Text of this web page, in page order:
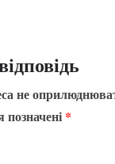
не
позначені *